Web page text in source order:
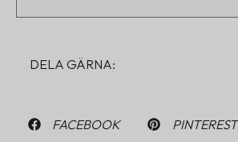
DELA GÄRNA:
FACEBOOK PINTEREST